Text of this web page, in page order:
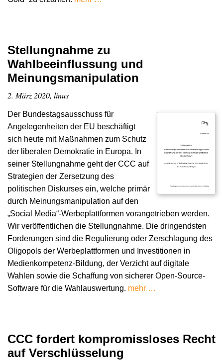
Stellungnahme zu
Wahlbeeinflussung und
Meinungsmanipulation
2. März 2020, linus
Der Bundestagsausschuss für
Angelegenheiten der EU beschäftigt
sich heute mit Maßnahmen zum Schutz
der liberalen Demokratie in Europa. In
seiner Stellungnahme geht der CCC auf
Strategien der Zersetzung des
politischen Diskurses ein, welche primär
durch Meinungsmanipulation auf den
„Social Media“-Werbeplattformen vorangetrieben werden.
Wir veröffentlichen die Stellungnahme. Die dringendsten
Forderungen sind die Regulierung oder Zerschlagung des
Oligopols der Werbeplattformen und Investitionen in
Medienkompetenz-Bildung, der Verzicht auf digitale
Wahlen sowie die Schaffung von sicherer Open-Source-
Software für die Wahlauswertung. mehr …
CCC fordert kompromissloses Recht
auf Verschlüsselung